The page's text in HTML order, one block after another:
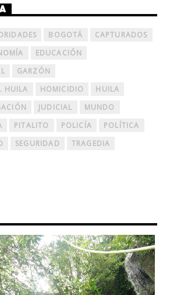
BOGOTÁ
CAPTURADOS
EDUCACIÓN
GARZÓN
HUILA
HOMICIDIO
HUILA
JUDICIAL
MUNDO
PITALITO POLICÍA
POLÍTICA
SEGURIDAD
TRAGEDIA